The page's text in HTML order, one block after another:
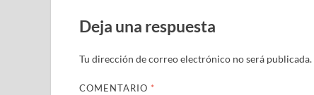
Deja una respuesta
Tu dirección de correo electrónico no será publicada.
COMENTARIO *